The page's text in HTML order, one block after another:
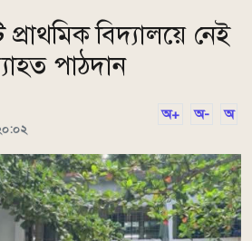
বিদ্যালয়ে নেই
পাঠদান
অ+ অ- অ